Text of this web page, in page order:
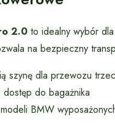
2.0 to idealny wybór
na bezpieczny
szynę dla przewozu
dostęp do bagażnika
BMW